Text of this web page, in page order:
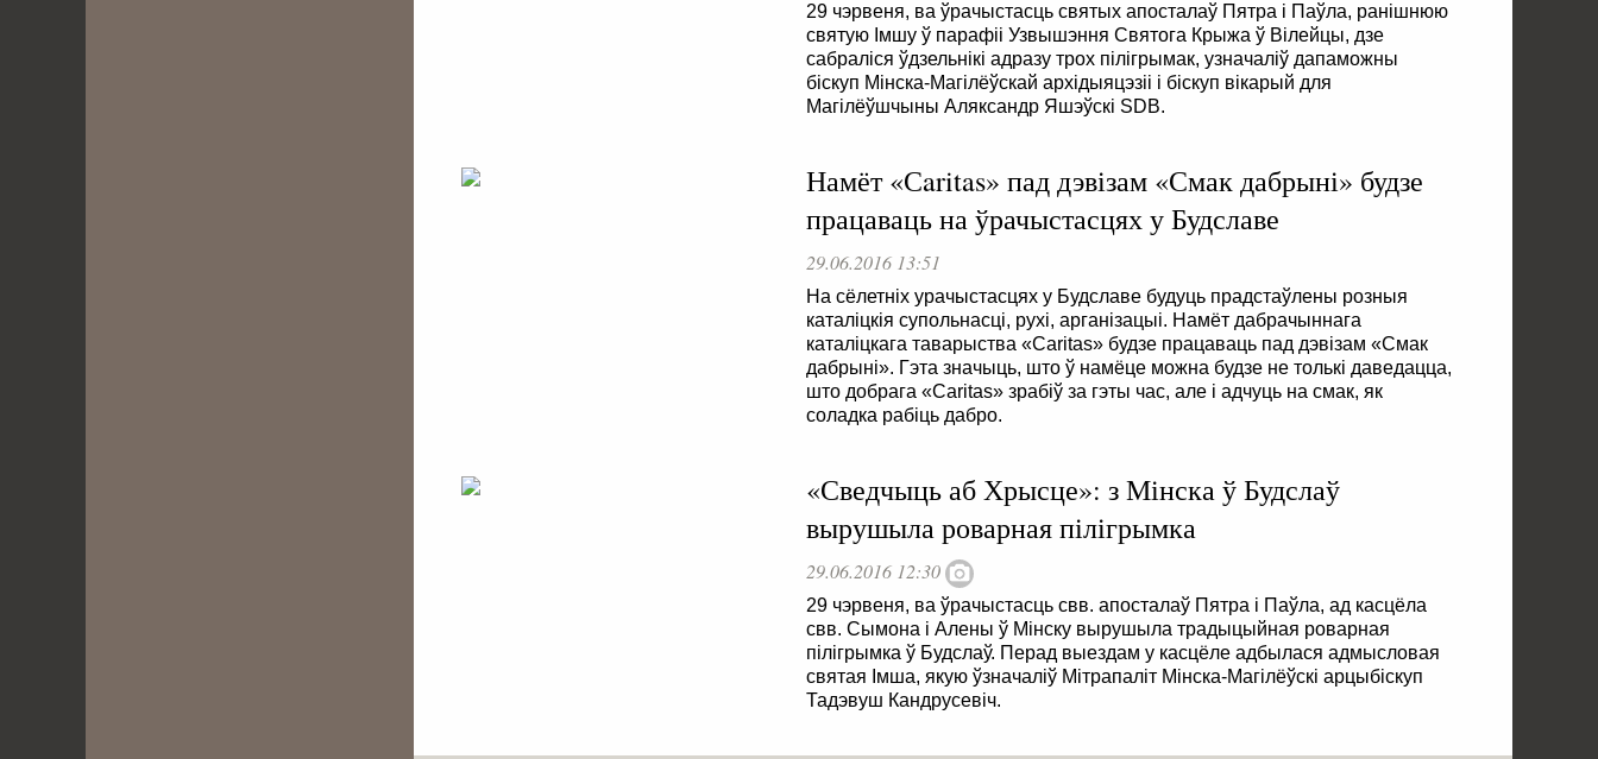
29 чэрвеня, ва ўрачыстасць святых апосталаў Пятра і Паўла, ранішнюю
святую Імшу ў парафіі Узвышэння Святога Крыжа ў Вілейцы, дзе
сабраліся ўдзельнікі адразу трох пілігрымак, узначаліў дапаможны
біскуп Мінска-Магілёўскай архідыяцэзіі і біскуп вікарый для
Магілёўшчыны Аляксандр Яшэўскі SDB.
Намёт «Сaritas» пад дэвізам «Смак дабрыні» будзе
працаваць на ўрачыстасцях у Будславе
29.06.2016 13:51
На сёлетніх урачыстасцях у Будславе будуць прадстаўлены розныя
каталіцкія супольнасці, рухі, арганізацыі. Намёт дабрачыннага
каталіцкага таварыства «Сaritas» будзе працаваць пад дэвізам «Смак
дабрыні». Гэта значыць, што ў намёце можна будзе не толькі даведацца,
што добрага «Сaritas» зрабіў за гэты час, але і адчуць на смак, як
соладка рабіць дабро.
«Сведчыць аб Хрысце»: з Мінска ў Будслаў
вырушыла роварная пілігрымка
29.06.2016 12:30
29 чэрвеня, ва ўрачыстасць свв. апосталаў Пятра і Паўла, ад касцёла
свв. Сымона і Алены ў Мінску вырушыла традыцыйная роварная
пілігрымка ў Будслаў. Перад выездам у касцёле адбылася адмысловая
святая Імша, якую ўзначаліў Мітрапаліт Мінска-Магілёўскі арцыбіскуп
Тадэвуш Кандрусевіч.